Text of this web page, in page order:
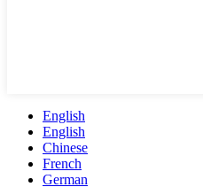
English
English
Chinese
French
German